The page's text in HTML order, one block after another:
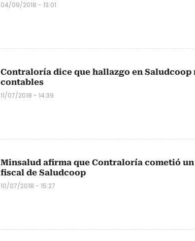
04/09/2018 - 13:01
Contraloría dice que hallazgo en Saludcoop
contables
11/07/2018 - 14:39
Minsalud afirma que Contraloría cometió
fiscal de Saludcoop
10/07/2018 - 15:27